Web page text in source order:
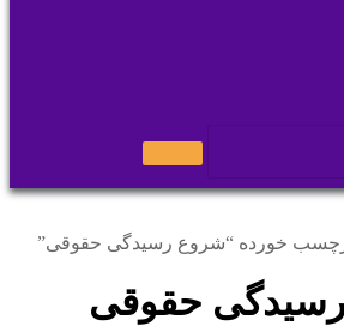
جستجو
برای
خورده “شروع رسیدگی حقوقی”
حقوقی